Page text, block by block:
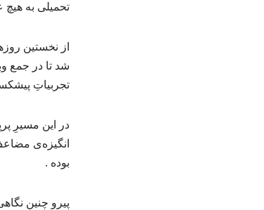
تحمیلی به هیچ
از نخستین
شد تا در جمع
تجربیاتِ
در این مسیرِ
انگیزه‌ی
بوده .
‌پیرو چنین